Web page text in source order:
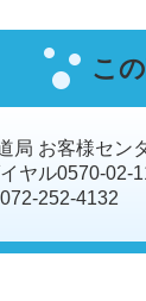
こ
局 お客様セン
ヤル0570-02-
252-4132